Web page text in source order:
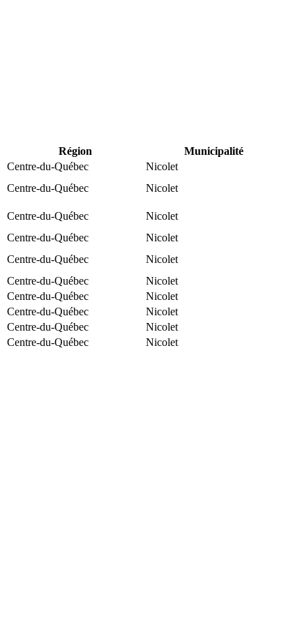
Région Municipalité
Centre-du-Québec
Nicolet
Centre-du-Québec
Nicolet
Centre-du-Québec
Nicolet
Centre-du-Québec
Nicolet
Centre-du-Québec
Nicolet
Centre-du-Québec
Nicolet
Centre-du-Québec
Nicolet
Centre-du-Québec
Nicolet
Centre-du-Québec
Nicolet
Centre-du-Québec Nicolet